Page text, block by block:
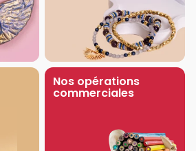
Nos opérations
commerciales